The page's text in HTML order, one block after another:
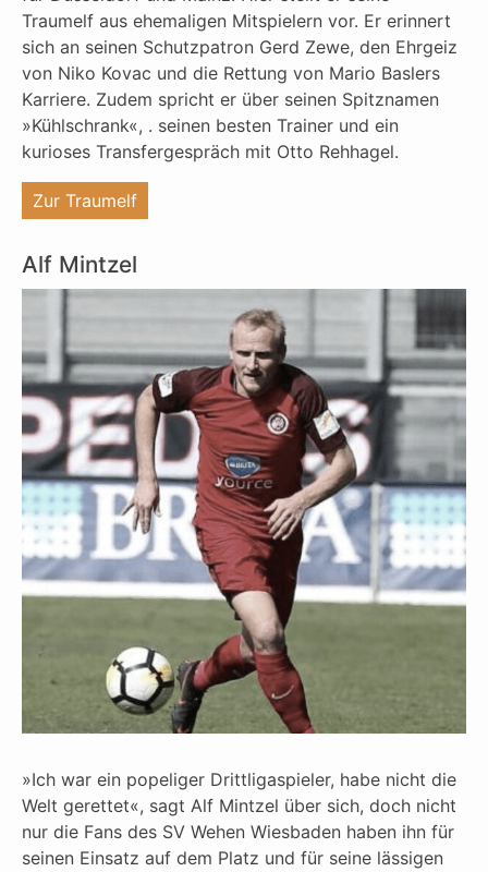
Traumelf aus ehemaligen Mitspielern vor. Er erinnert
sich an seinen Schutzpatron Gerd Zewe, den Ehrgeiz
von Niko Kovac und die Rettung von Mario Baslers
Karriere. Zudem spricht er über seinen Spitznamen
»Kühlschrank«, . seinen besten Trainer und ein
kurioses Transfergespräch mit Otto Rehhagel.
Zur Traumelf"%s"
Alf Mintzel
»Ich war ein popeliger Drittligaspieler, habe nicht die
Welt gerettet«, sagt Alf Mintzel über sich, doch nicht
nur die Fans des SV Wehen Wiesbaden haben ihn für
seinen Einsatz auf dem Platz und für seine lässigen